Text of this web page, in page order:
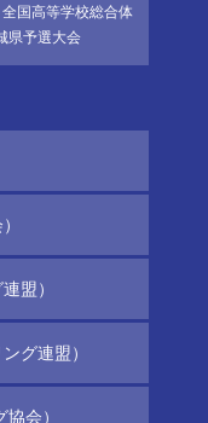
国高等学校総合体
県予選大会
盟）
グ連盟）
会）